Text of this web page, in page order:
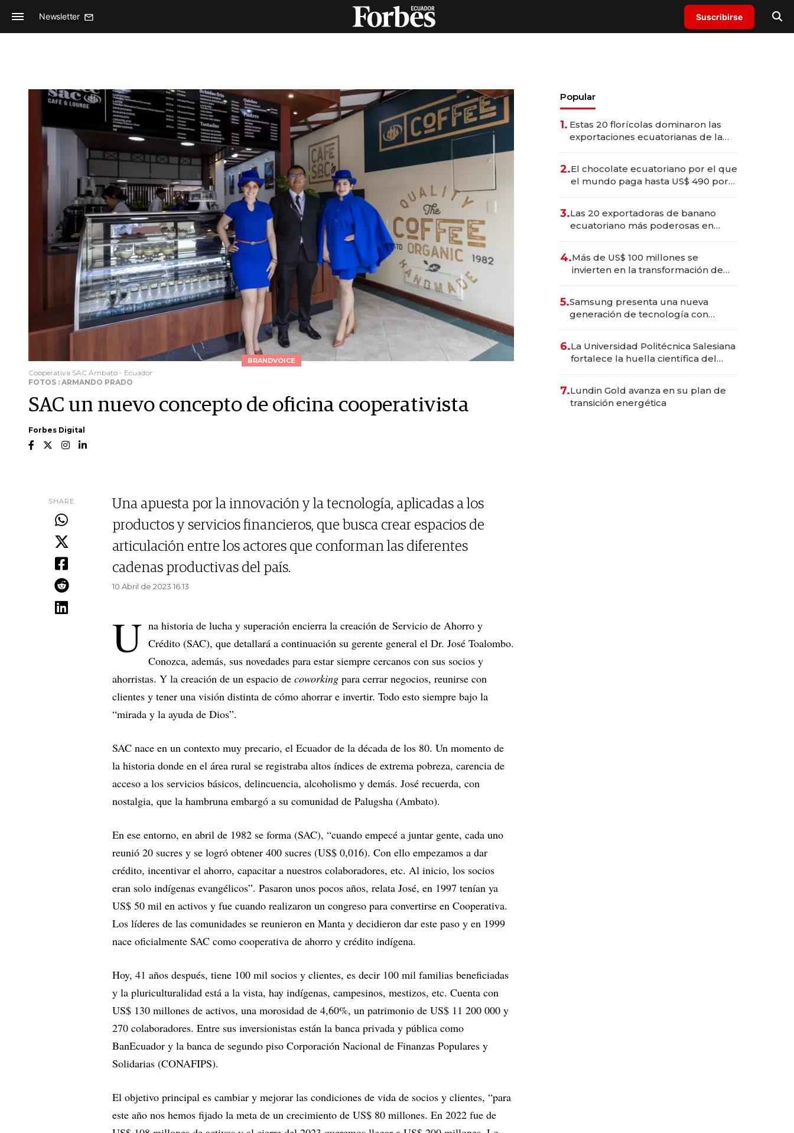
Newsletter Suscribirse
BRANDVOICE
Cooperativa SAC Ambato - Ecuador
FOTOS : ARMANDO PRADO
SAC un nuevo concepto de oficina cooperativista
Forbes Digital
SHARE
Una apuesta por la innovación y la tecnología, aplicadas a los
productos y servicios financieros, que busca crear espacios de
articulación entre los actores que conforman las diferentes
cadenas productivas del país.
10 Abril de 2023 16.13
U na historia de lucha y superación encierra la creación de Servicio de Ahorro y
Crédito (SAC), que detallará a continuación su gerente general el Dr. José Toalombo.
Conozca, además, sus novedades para estar siempre cercanos con sus socios y
ahorristas. Y la creación de un espacio de coworking para cerrar negocios, reunirse con
clientes y tener una visión distinta de cómo ahorrar e invertir. Todo esto siempre bajo la
“mirada y la ayuda de Dios”.
SAC nace en un contexto muy precario, el Ecuador de la década de los 80. Un momento de
la historia donde en el área rural se registraba altos índices de extrema pobreza, carencia de
acceso a los servicios básicos, delincuencia, alcoholismo y demás. José recuerda, con
nostalgia, que la hambruna embargó a su comunidad de Palugsha (Ambato).
En ese entorno, en abril de 1982 se forma (SAC), “cuando empecé a juntar gente, cada uno
reunió 20 sucres y se logró obtener 400 sucres (US$ 0,016). Con ello empezamos a dar
crédito, incentivar el ahorro, capacitar a nuestros colaboradores, etc. Al inicio, los socios
eran solo indígenas evangélicos”. Pasaron unos pocos años, relata José, en 1997 tenían ya
US$ 50 mil en activos y fue cuando realizaron un congreso para convertirse en Cooperativa.
Los líderes de las comunidades se reunieron en Manta y decidieron dar este paso y en 1999
nace oficialmente SAC como cooperativa de ahorro y crédito indígena.
Hoy, 41 años después, tiene 100 mil socios y clientes, es decir 100 mil familias beneficiadas
y la pluriculturalidad está a la vista, hay indígenas, campesinos, mestizos, etc. Cuenta con
US$ 130 millones de activos, una morosidad de 4,60%, un patrimonio de US$ 11 200 000 y
270 colaboradores. Entre sus inversionistas están la banca privada y pública como
BanEcuador y la banca de segundo piso Corporación Nacional de Finanzas Populares y
Solidarias (CONAFIPS).
El objetivo principal es cambiar y mejorar las condiciones de vida de socios y clientes, “para
este año nos hemos fijado la meta de un crecimiento de US$ 80 millones. En 2022 fue de
Popular
1. Estas 20 florícolas dominaron las
exportaciones ecuatorianas de la
2.El chocolate ecuatoriano por el que
el mundo paga hasta US$ 490 por
3.Las 20 exportadoras de banano
ecuatoriano más poderosas en
4.Más de US$ 100 millones se
invierten en la transformación de
5.Samsung presenta una nueva
generación de tecnología con
6.La Universidad Politécnica Salesiana
fortalece la huella científica del
7.Lundin Gold avanza en su plan de
transición energética